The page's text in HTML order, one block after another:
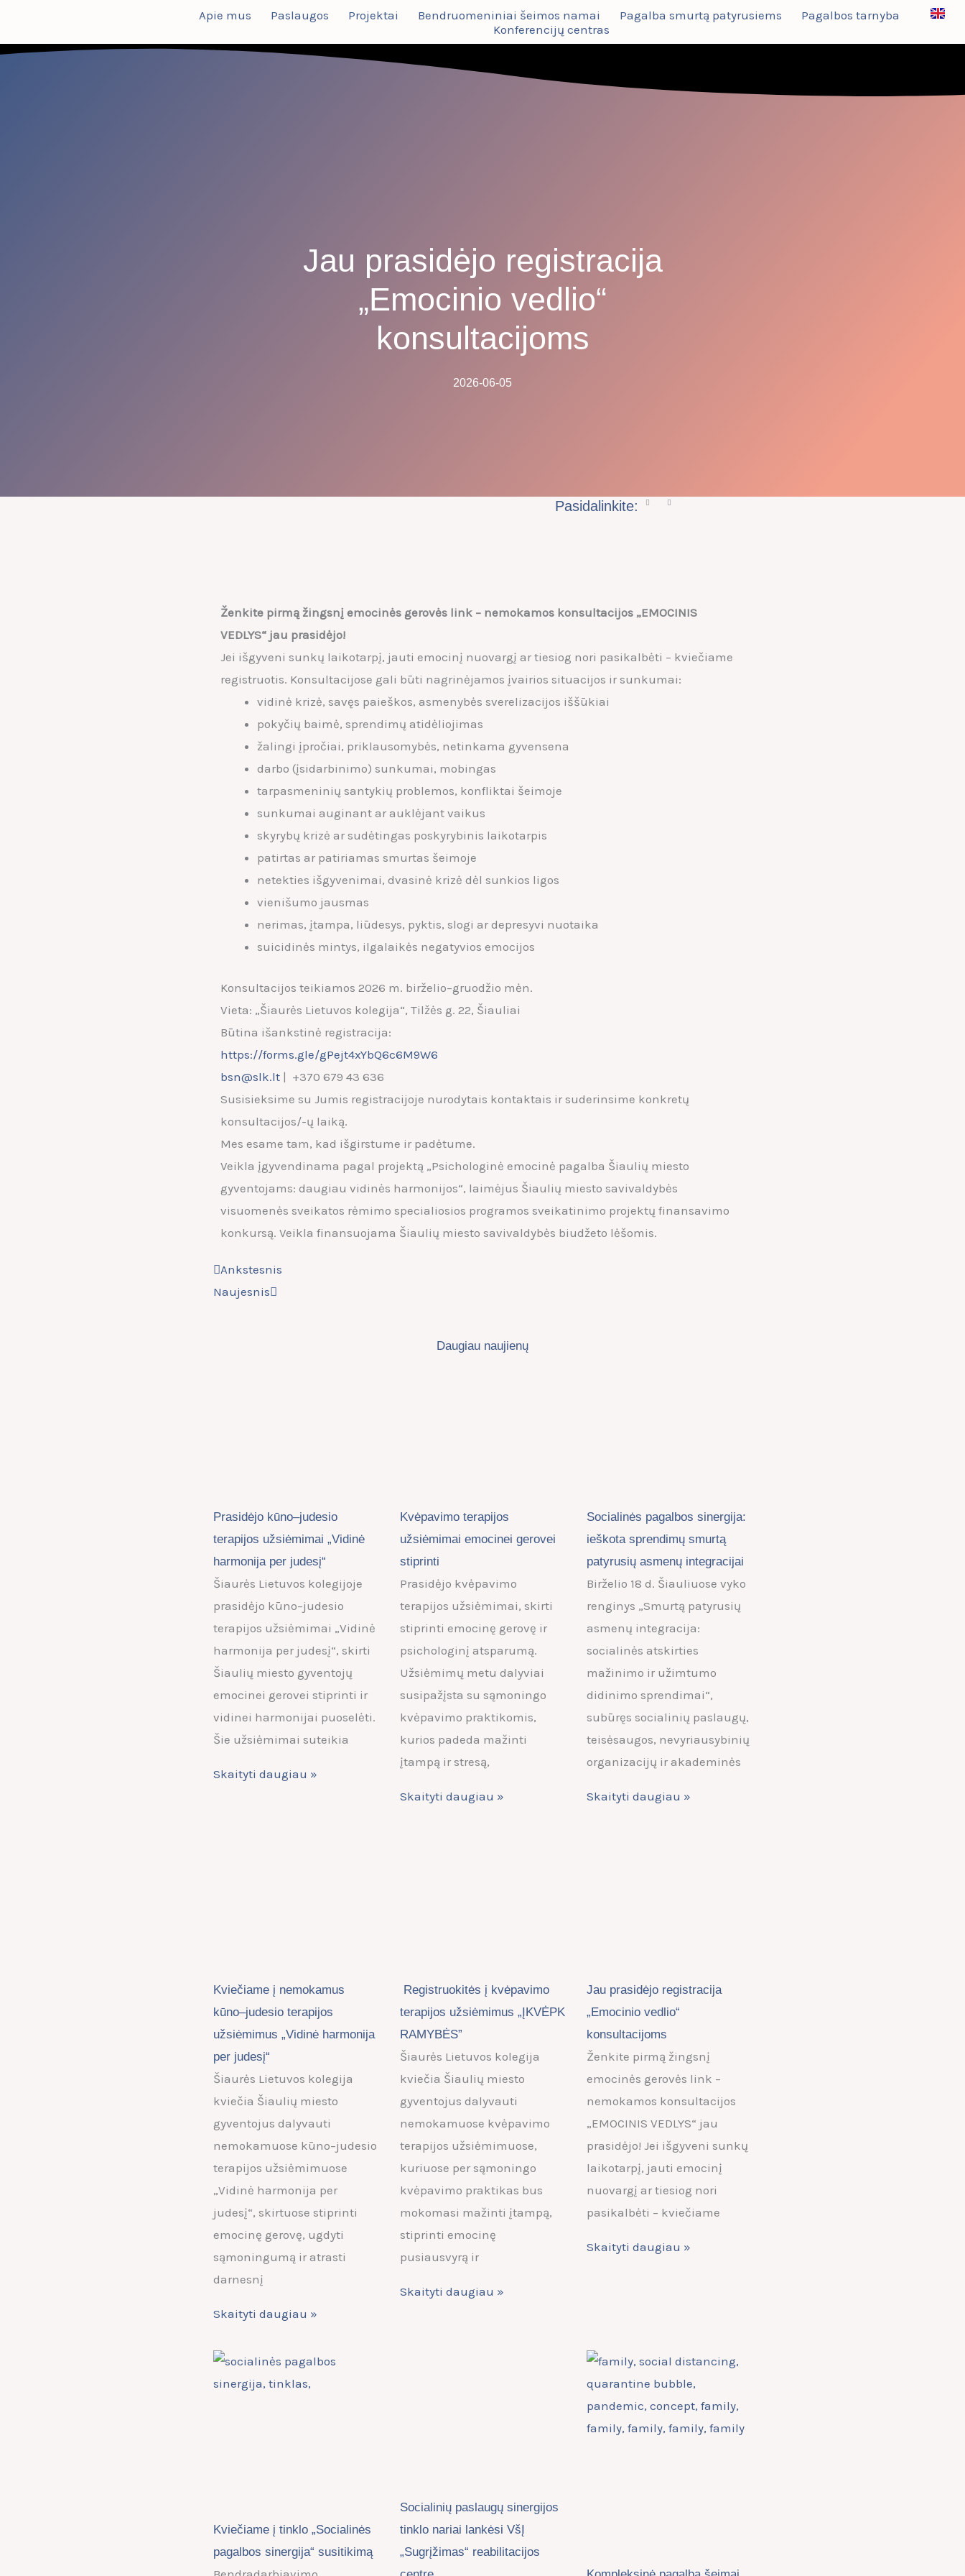
Apie mus Paslaugos Projektai Bendruomeniniai šeimos namai Pagalba smurtą patyrusiems
Pagalbos tarnyba
Konferencijų centras
Jau prasidėjo registracija
„Emocinio vedlio“
konsultacijoms
2026-06-05
Pasidalinkite:
Ženkite pirmą žingsnį emocinės gerovės link – nemokamos konsultacijos „EMOCINIS
VEDLYS“ jau prasidėjo!
Jei išgyveni sunkų laikotarpį, jauti emocinį nuovargį ar tiesiog nori pasikalbėti – kviečiame
registruotis. Konsultacijose gali būti nagrinėjamos įvairios situacijos ir sunkumai:
vidinė krizė, savęs paieškos, asmenybės sverelizacijos iššūkiai
pokyčių baimė, sprendimų atidėliojimas
žalingi įpročiai, priklausomybės, netinkama gyvensena
darbo (įsidarbinimo) sunkumai, mobingas
tarpasmeninių santykių problemos, konfliktai šeimoje
sunkumai auginant ar auklėjant vaikus
skyrybų krizė ar sudėtingas poskyrybinis laikotarpis
patirtas ar patiriamas smurtas šeimoje
netekties išgyvenimai, dvasinė krizė dėl sunkios ligos
vienišumo jausmas
nerimas, įtampa, liūdesys, pyktis, slogi ar depresyvi nuotaika
suicidinės mintys, ilgalaikės negatyvios emocijos
Konsultacijos teikiamos 2026 m. birželio–gruodžio mėn.
Vieta: „Šiaurės Lietuvos kolegija“, Tilžės g. 22, Šiauliai
Būtina išankstinė registracija:
https://forms.gle/gPejt4xYbQ6c6M9W6
bsn@slk.lt | +370 679 43 636
Susisieksime su Jumis registracijoje nurodytais kontaktais ir suderinsime konkretų
konsultacijos/-ų laiką.
Mes esame tam, kad išgirstume ir padėtume.
Veikla įgyvendinama pagal projektą „Psichologinė emocinė pagalba Šiaulių miesto
gyventojams: daugiau vidinės harmonijos“, laimėjus Šiaulių miesto savivaldybės
visuomenės sveikatos rėmimo specialiosios programos sveikatinimo projektų finansavimo
konkursą. Veikla finansuojama Šiaulių miesto savivaldybės biudžeto lėšomis.
Prev
Ankstesnis
Naujesnis
Next
Daugiau naujienų
Prasidėjo kūno–judesio
terapijos užsiėmimai „Vidinė
harmonija per judesį“
Šiaurės Lietuvos kolegijoje
prasidėjo kūno–judesio
terapijos užsiėmimai „Vidinė
harmonija per judesį“, skirti
Šiaulių miesto gyventojų
emocinei gerovei stiprinti ir
vidinei harmonijai puoselėti.
Šie užsiėmimai suteikia
Skaityti daugiau »
Kvėpavimo terapijos
užsiėmimai emocinei gerovei
stiprinti
Prasidėjo kvėpavimo
terapijos užsiėmimai, skirti
stiprinti emocinę gerovę ir
psichologinį atsparumą.
Užsiėmimų metu dalyviai
susipažįsta su sąmoningo
kvėpavimo praktikomis,
kurios padeda mažinti
įtampą ir stresą,
Skaityti daugiau »
Socialinės pagalbos sinergija:
ieškota sprendimų smurtą
patyrusių asmenų integracijai
Birželio 18 d. Šiauliuose vyko
renginys „Smurtą patyrusių
asmenų integracija:
socialinės atskirties
mažinimo ir užimtumo
didinimo sprendimai“,
subūręs socialinių paslaugų,
teisėsaugos, nevyriausybinių
organizacijų ir akademinės
Skaityti daugiau »
Kviečiame į nemokamus
kūno–judesio terapijos
užsiėmimus „Vidinė harmonija
per judesį“
Šiaurės Lietuvos kolegija
kviečia Šiaulių miesto
gyventojus dalyvauti
nemokamuose kūno–judesio
terapijos užsiėmimuose
„Vidinė harmonija per
judesį“, skirtuose stiprinti
emocinę gerovę, ugdyti
sąmoningumą ir atrasti
darnesnį
Skaityti daugiau »
Registruokitės į kvėpavimo
terapijos užsiėmimus „ĮKVĖPK
RAMYBĖS”
Šiaurės Lietuvos kolegija
kviečia Šiaulių miesto
gyventojus dalyvauti
nemokamuose kvėpavimo
terapijos užsiėmimuose,
kuriuose per sąmoningo
kvėpavimo praktikas bus
mokomasi mažinti įtampą,
stiprinti emocinę
pusiausvyrą ir
Skaityti daugiau »
Jau prasidėjo registracija
„Emocinio vedlio“
konsultacijoms
Ženkite pirmą žingsnį
emocinės gerovės link –
nemokamos konsultacijos
„EMOCINIS VEDLYS“ jau
prasidėjo! Jei išgyveni sunkų
laikotarpį, jauti emocinį
nuovargį ar tiesiog nori
pasikalbėti – kviečiame
Skaityti daugiau »
Kviečiame į tinklo „Socialinės
pagalbos sinergija“ susitikimą
Socialinių paslaugų sinergijos
tinklo nariai lankėsi VšĮ
„Sugrįžimas“ reabilitacijos